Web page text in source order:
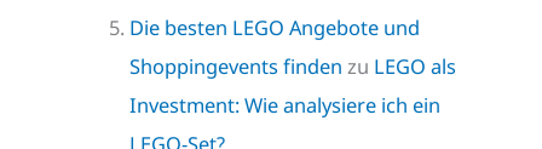
Die besten LEGO Angebote und
Shoppingevents finden zu LEGO als
Investment: Wie analysiere ich ein